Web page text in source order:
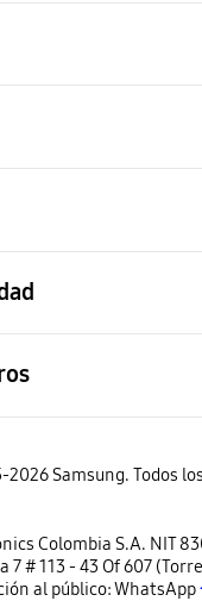
Samsung. Todos
Colombia S.A. NIT
7 # 113 - 43 Of 607
al público: WhatsApp